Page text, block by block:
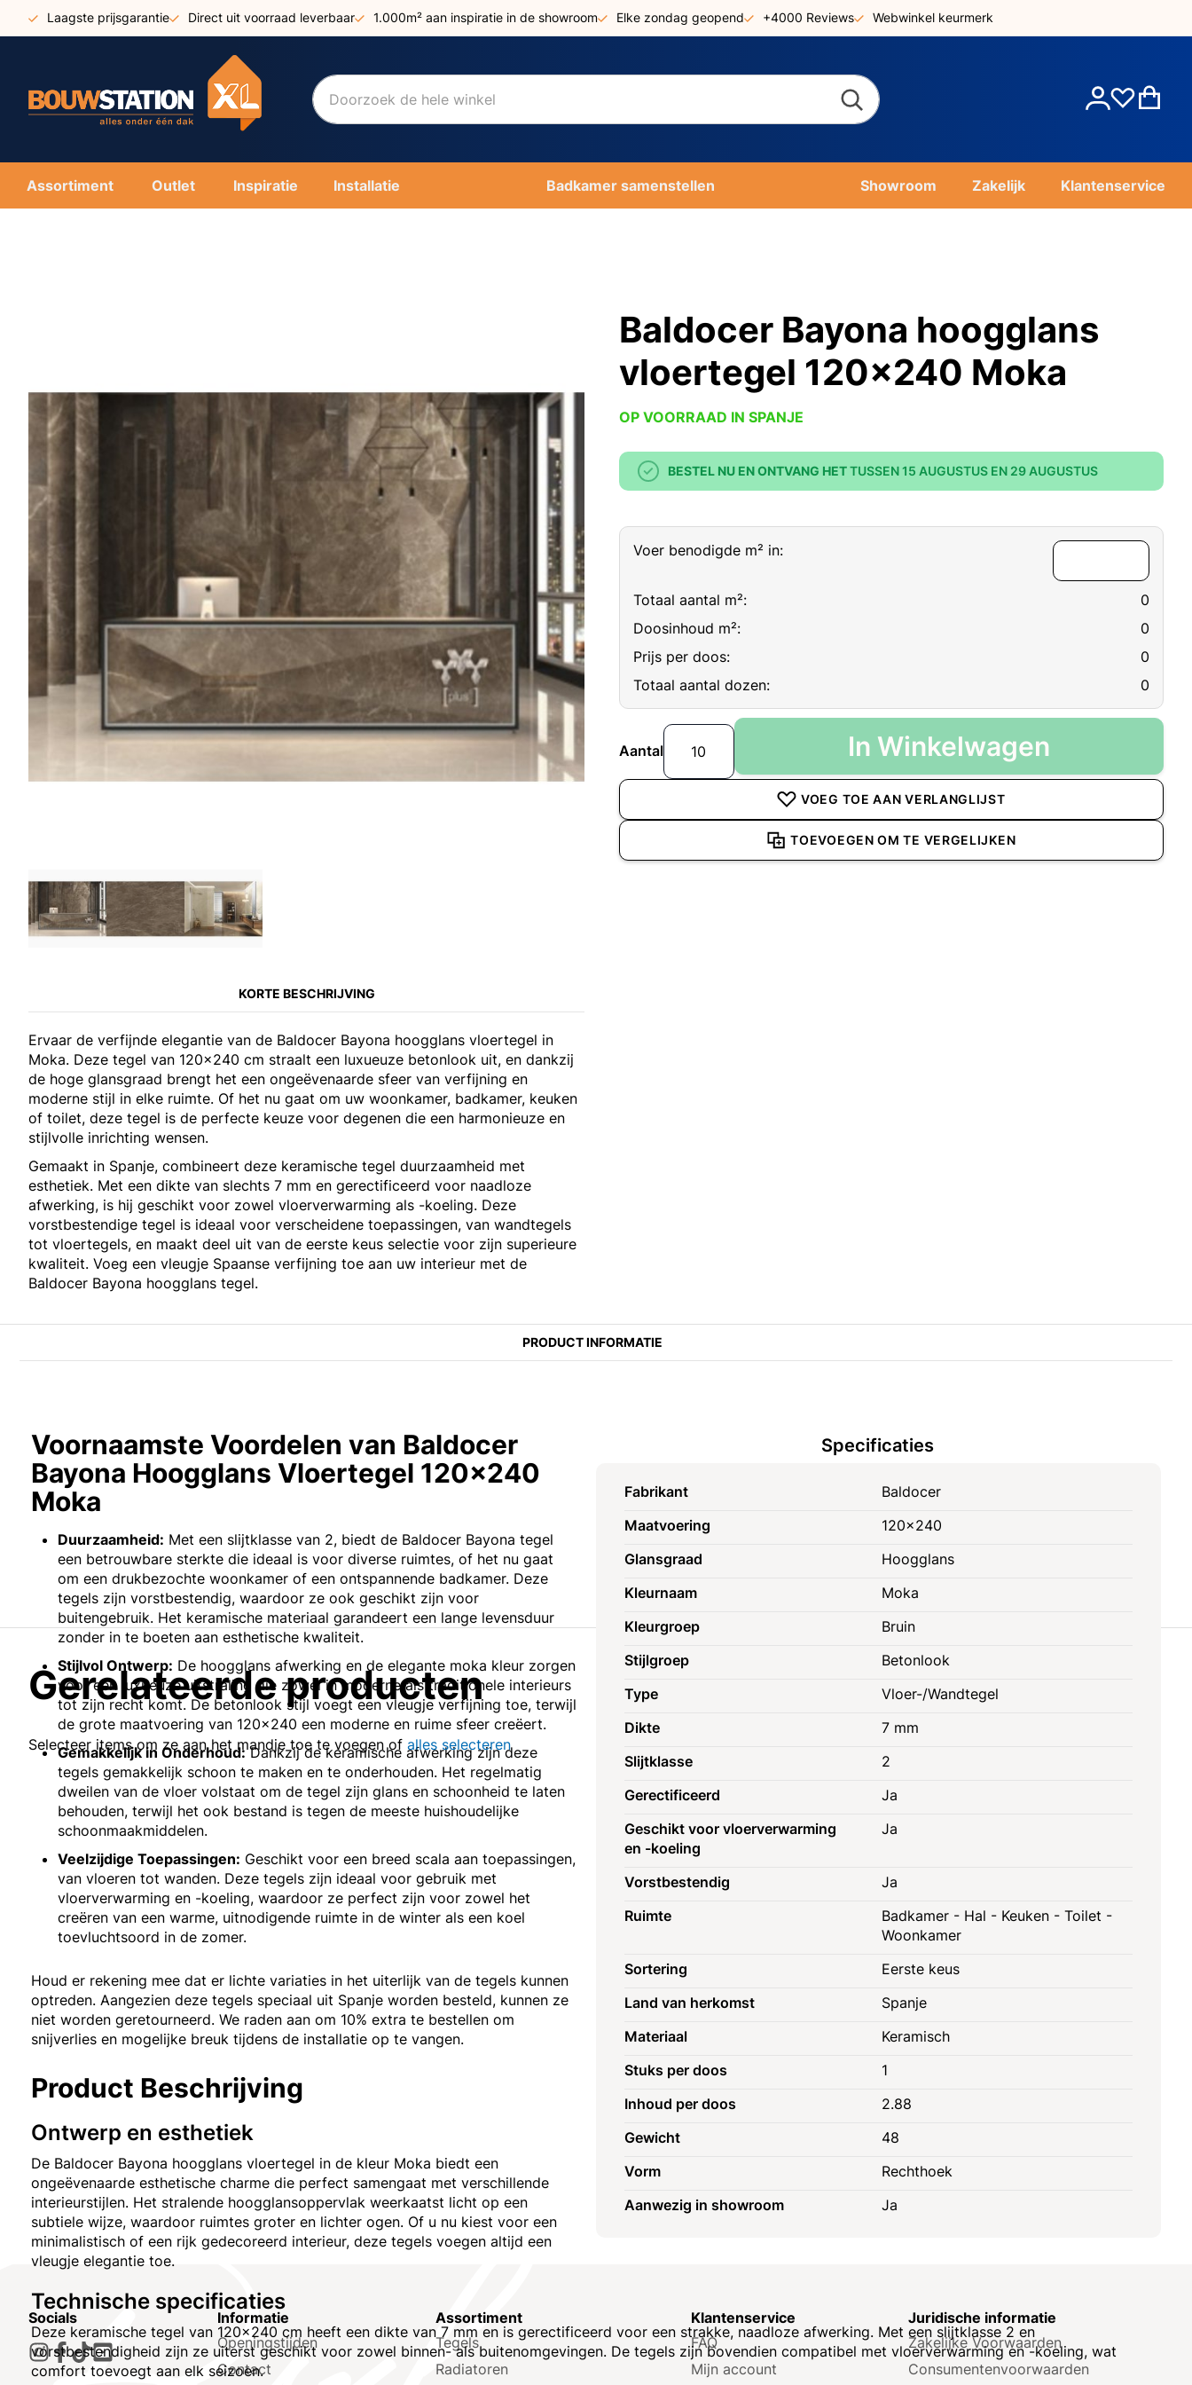
Ga
naar
Laagste prijsgarantie Direct uit voorraad leverbaar 1.000m² aan inspiratie in de showroom Elke zondag geopend +4000 Reviews Webwinkel keurmerk
Account
Assortiment Outlet Inspiratie Installatie Badkamer samenstellen Showroom Zakelijk Klantenservice
Baldocer Bayona hoogglans
vloertegel 120x240 Moka
OP VOORRAAD IN SPANJE
BESTEL NU EN ONTVANG HETTUSSEN 15 AUGUSTUS EN 29 AUGUSTUS
Voer benodigde m² in:
Totaal aantal m²:
0
Doosinhoud m²:
0
Prijs per doos:
0
Totaal aantal dozen:
0
Aantal In Winkelwagen
VOEG TOE AAN VERLANGLIJST
TOEVOEGEN OM TE VERGELIJKEN
KORTE BESCHRIJVING
Ervaar de verfijnde elegantie van de Baldocer Bayona hoogglans vloertegel in
Moka. Deze tegel van 120x240 cm straalt een luxueuze betonlook uit, en dankzij
de hoge glansgraad brengt het een ongeëvenaarde sfeer van verfijning en
moderne stijl in elke ruimte. Of het nu gaat om uw woonkamer, badkamer, keuken
of toilet, deze tegel is de perfecte keuze voor degenen die een harmonieuze en
stijlvolle inrichting wensen.
Gemaakt in Spanje, combineert deze keramische tegel duurzaamheid met
esthetiek. Met een dikte van slechts 7 mm en gerectificeerd voor naadloze
afwerking, is hij geschikt voor zowel vloerverwarming als -koeling. Deze
vorstbestendige tegel is ideaal voor verscheidene toepassingen, van wandtegels
tot vloertegels, en maakt deel uit van de eerste keus selectie voor zijn superieure
kwaliteit. Voeg een vleugje Spaanse verfijning toe aan uw interieur met de
Baldocer Bayona hoogglans tegel.
PRODUCT INFORMATIE
Specificaties
Fabrikant
Baldocer
Maatvoering
120x240
Glansgraad
Hoogglans
Kleurnaam
Moka
Kleurgroep
Bruin
Stijlgroep
Betonlook
Type
Vloer-/Wandtegel
Dikte
7 mm
Slijtklasse
2
Gerectificeerd
Ja
Geschikt voor vloerverwarming
en -koeling
Ja
Vorstbestendig
Ja
Ruimte
Badkamer - Hal - Keuken - Toilet -
Woonkamer
Sortering
Eerste keus
Land van herkomst
Spanje
Materiaal
Keramisch
Stuks per doos
1
Inhoud per doos
2.88
Gewicht
48
Vorm
Rechthoek
Aanwezig in showroom
Ja
Voornaamste Voordelen van Baldocer
Bayona Hoogglans Vloertegel 120x240
Moka
Duurzaamheid: Met een slijtklasse van 2, biedt de Baldocer Bayona tegel
een betrouwbare sterkte die ideaal is voor diverse ruimtes, of het nu gaat
om een drukbezochte woonkamer of een ontspannende badkamer. Deze
tegels zijn vorstbestendig, waardoor ze ook geschikt zijn voor
buitengebruik. Het keramische materiaal garandeert een lange levensduur
zonder in te boeten aan esthetische kwaliteit.
Stijlvol Ontwerp: De hoogglans afwerking en de elegante moka kleur zorgen
voor een luxueuze uitstraling die zowel in moderne als traditionele interieurs
tot zijn recht komt. De betonlook stijl voegt een vleugje verfijning toe, terwijl
de grote maatvoering van 120x240 een moderne en ruime sfeer creëert.
Gemakkelijk in Onderhoud:Dankzij de keramische afwerking zijn deze
tegels gemakkelijk schoon te maken en te onderhouden. Het regelmatig
dweilen van de vloer volstaat om de tegel zijn glans en schoonheid te laten
behouden, terwijl het ook bestand is tegen de meeste huishoudelijke
schoonmaakmiddelen.
Veelzijdige Toepassingen: Geschikt voor een breed scala aan toepassingen,
van vloeren tot wanden. Deze tegels zijn ideaal voor gebruik met
vloerverwarming en -koeling, waardoor ze perfect zijn voor zowel het
creëren van een warme, uitnodigende ruimte in de winter als een koel
toevluchtsoord in de zomer.
Houd er rekening mee dat er lichte variaties in het uiterlijk van de tegels kunnen
optreden. Aangezien deze tegels speciaal uit Spanje worden besteld, kunnen ze
niet worden geretourneerd. We raden aan om 10% extra te bestellen om
snijverlies en mogelijke breuk tijdens de installatie op te vangen.
Product Beschrijving
Ontwerp en esthetiek
De Baldocer Bayona hoogglans vloertegel in de kleur Moka biedt een
ongeëvenaarde esthetische charme die perfect samengaat met verschillende
interieurstijlen. Het stralende hoogglansoppervlak weerkaatst licht op een
subtiele wijze, waardoor ruimtes groter en lichter ogen. Of u nu kiest voor een
minimalistisch of een rijk gedecoreerd interieur, deze tegels voegen altijd een
vleugje elegantie toe.
Technische specificaties
Deze keramische tegel van 120x240 cm heeft een dikte van 7 mm en is gerectificeerd voor een strakke, naadloze afwerking. Met een slijtklasse 2 en
vorstbestendigheid zijn ze uiterst geschikt voor zowel binnen- als buitenomgevingen. De tegels zijn bovendien compatibel met vloerverwarming en -koeling, wat
comfort toevoegt aan elk seizoen.
Gerelateerde producten
Selecteer items om ze aan het mandje toe te voegen of alles selecteren
Socials
Informatie
Openingstijden
Contact
Assortiment
Tegels
Radiatoren
Klantenservice
FAQ
Mijn account
Juridische informatie
Zakelijke Voorwaarden
Consumenten­voorwaarden